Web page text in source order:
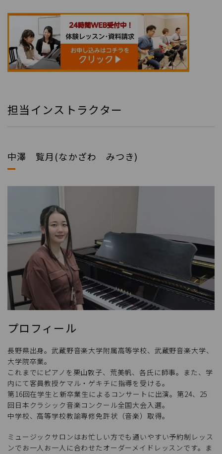
担当インストラクター
中澤 覧月(なかざわ みつき)
プロフィール
長野県出身。武蔵野音楽大学附属高等学校、武蔵野音楽大学、
大学院卒業。
これまでにピアノを栗山敦子、荒美帆、各氏に師事。また、学
内にて客員教授ケマル・ゲキチに指導を受ける。
第16回在学生と新卒業生によるコンサートに出演。第24、25
回日本クラシック音楽コンクール全国大会入選。
中学校、高等学校教諭専修免許状（音楽）取得。
ミュージックサロンはお忙しい方でも通いやすい予約制レッス
ンでお一人お一人に合わせたオーダーメイドレッスンです。ま